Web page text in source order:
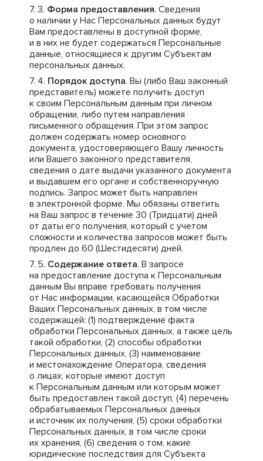
Форма предоставления. Сведения
о наличии у Нас Персональных данных будут
Вам предоставлены в доступной форме,
и в них не будет содержаться Персональные
данные, относящиеся к другим Субъектам
персональных данных.
Порядок доступа. Вы (либо Ваш законный
представитель) можете получить доступ
к своим Персональным данным при личном
обращении, либо путем направления
письменного обращения. При этом запрос
должен содержать номер основного
документа, удостоверяющего Вашу личность
или Вашего законного представителя,
сведения о дате выдачи указанного документа
и выдавшем его органе и собственноручную
подпись. Запрос может быть направлен
в электронной форме. Мы обязаны ответить
на Ваш запрос в течение 30 (Тридцати) дней
от даты его получения, который с учетом
сложности и количества запросов может быть
продлен до 60 (Шестидесяти) дней.
Содержание ответа. В запросе
на предоставление доступа к Персональным
данным Вы вправе требовать получения
от Нас информации, касающейся Обработки
Ваших Персональных данных, в том числе
содержащей: (1) подтверждение факта
обработки Персональных данных, а также цель
такой обработки, (2) способы обработки
Персональных данных, (3) наименование
и местонахождение Оператора, сведения
о лицах, которые имеют доступ
к Персональным данным или которым может
быть предоставлен такой доступ, (4) перечень
обрабатываемых Персональных данных
и источник их получения, (5) сроки обработки
Персональных данных, в том числе сроки
их хранения, (6) сведения о том, какие
юридические последствия для Субъекта